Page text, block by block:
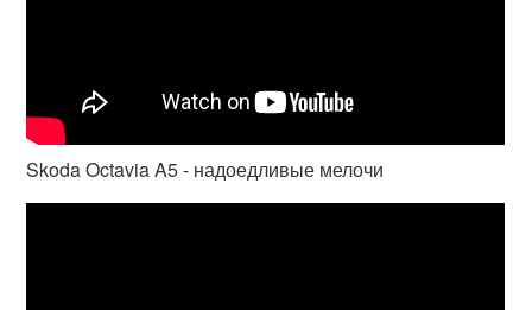
Skoda Octavia A5 - надоедливые мелочи